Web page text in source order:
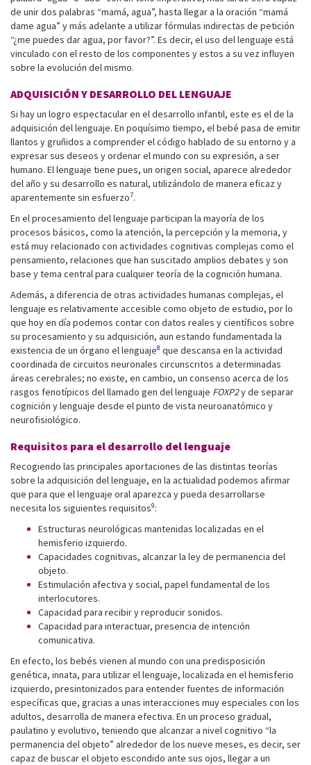
de unir dos palabras “mamá, agua”, hasta llegar a la oración “mamá
dame agua” y más adelante a utilizar fórmulas indirectas de petición
“¿me puedes dar agua, por favor?”. Es decir, el uso del lenguaje está
vinculado con el resto de los componentes y estos a su vez influyen
sobre la evolución del mismo.
ADQUISICIÓN Y DESARROLLO DEL LENGUAJE
Si hay un logro espectacular en el desarrollo infantil, este es el de la
adquisición del lenguaje. En poquísimo tiempo, el bebé pasa de emitir
llantos y gruñidos a comprender el código hablado de su entorno y a
expresar sus deseos y ordenar el mundo con su expresión, a ser
humano. El lenguaje tiene pues, un origen social, aparece alrededor
del año y su desarrollo es natural, utilizándolo de manera eficaz y
aparentemente sin esfuerzo7.
En el procesamiento del lenguaje participan la mayoría de los
procesos básicos, como la atención, la percepción y la memoria, y
está muy relacionado con actividades cognitivas complejas como el
pensamiento, relaciones que han suscitado amplios debates y son
base y tema central para cualquier teoría de la cognición humana.
Además, a diferencia de otras actividades humanas complejas, el
lenguaje es relativamente accesible como objeto de estudio, por lo
que hoy en día podemos contar con datos reales y científicos sobre
su procesamiento y su adquisición, aun estando fundamentada la
existencia de un órgano el lenguaje8 que descansa en la actividad
coordinada de circuitos neuronales circunscritos a determinadas
áreas cerebrales; no existe, en cambio, un consenso acerca de los
rasgos fenotípicos del llamado gen del lenguaje FOXP2y de separar
cognición y lenguaje desde el punto de vista neuroanatómico y
neurofisiológico.
Requisitos para el desarrollo del lenguaje
Recogiendo las principales aportaciones de las distintas teorías
sobre la adquisición del lenguaje, en la actualidad podemos afirmar
que para que el lenguaje oral aparezca y pueda desarrollarse
necesita los siguientes requisitos9:
Estructuras neurológicas mantenidas localizadas en el
hemisferio izquierdo.
Capacidades cognitivas, alcanzar la ley de permanencia del
objeto.
Estimulación afectiva y social, papel fundamental de los
interlocutores.
Capacidad para recibir y reproducir sonidos.
Capacidad para interactuar, presencia de intención
comunicativa.
En efecto, los bebés vienen al mundo con una predisposición
genética, innata, para utilizar el lenguaje, localizada en el hemisferio
izquierdo, presintonizados para entender fuentes de información
específicas que, gracias a unas interacciones muy especiales con los
adultos, desarrolla de manera efectiva. En un proceso gradual,
paulatino y evolutivo, teniendo que alcanzar a nivel cognitivo “la
permanencia del objeto” alrededor de los nueve meses, es decir, ser
capaz de buscar el objeto escondido ante sus ojos, llegar a un